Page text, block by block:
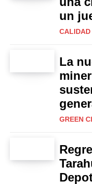
un
CALIDAD
La
GREEN